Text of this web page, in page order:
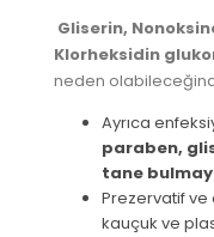
Gliserin,
Klorheksidin
neden
Ayrıca
paraben,
tane
Prezervatif ve
kauçuk ve